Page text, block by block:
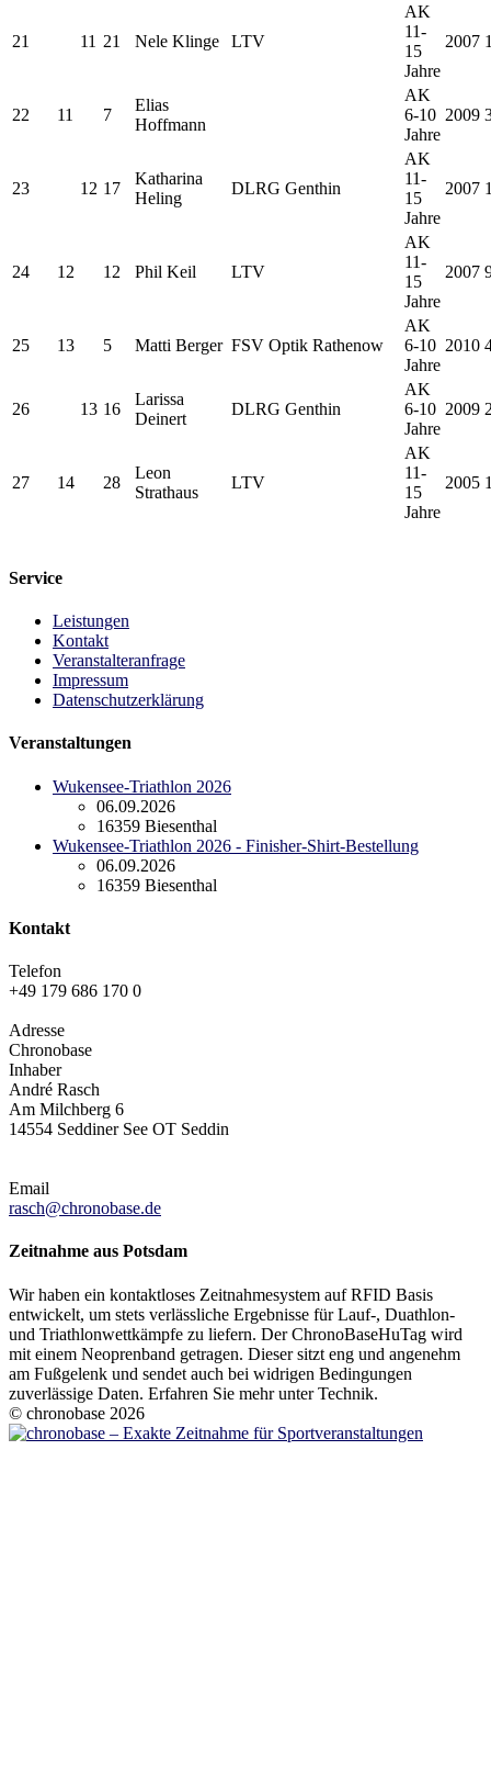
21 11 21 Nele Klinge LTV
AK
11-
15
Jahre
2007
22 11 7
Elias
Hoffmann
AK
6-10
Jahre
2009
23 12 17
Katharina
Heling
DLRG Genthin
AK
11-
15
Jahre
2007
24 12 12 Phil Keil LTV
AK
11-
15
Jahre
2007
25 13 5 Matti Berger FSV Optik Rathenow
AK
6-10
Jahre
2010
26 13 16
Larissa
Deinert
DLRG Genthin
AK
6-10
Jahre
2009
27 14 28
Leon
Strathaus
LTV
AK
11-
15
Jahre
2005
Service
Leistungen
Kontakt
Veranstalteranfrage
Impressum
Datenschutzerklärung
Veranstaltungen
Wukensee-Triathlon 2026
06.09.2026
16359 Biesenthal
Wukensee-Triathlon 2026 - Finisher-Shirt-Bestellung
06.09.2026
16359 Biesenthal
Kontakt
Telefon
+49 179 686 170 0
Adresse
Chronobase
Inhaber
André Rasch
Am Milchberg 6
14554 Seddiner See OT Seddin
Email
rasch@chronobase.de
Zeitnahme aus Potsdam
Wir haben ein kontaktloses Zeitnahmesystem auf RFID Basis
entwickelt, um stets verlässliche Ergebnisse für Lauf-, Duathlon-
und Triathlonwettkämpfe zu liefern. Der ChronoBaseHuTag wird
mit einem Neoprenband getragen. Dieser sitzt eng und angenehm
am Fußgelenk und sendet auch bei widrigen Bedingungen
zuverlässige Daten. Erfahren Sie mehr unter Technik.
© chronobase 2026